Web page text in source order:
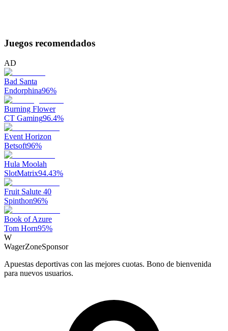
Juegos recomendados
AD
Bad Santa
Endorphina96%
Burning Flower
CT Gaming96.4%
Event Horizon
Betsoft96%
Hula Moolah
SlotMatrix94.43%
Fruit Salute 40
Spinthon96%
Book of Azure
Tom Horn95%
W
WagerZoneSponsor
Apuestas deportivas con las mejores cuotas. Bono de bienvenida
para nuevos usuarios.